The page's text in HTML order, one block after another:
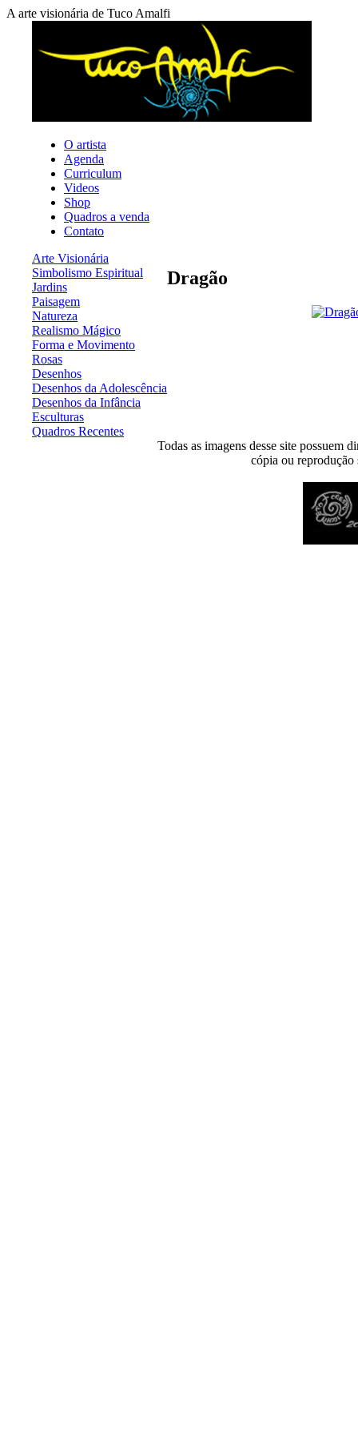
A arte visionária de Tuco Amalfi
O artista
Agenda
Curriculum
Videos
Shop
Quadros a venda
Contato
Arte Visionária
Simbolismo Espiritual
Jardins
Paisagem
Natureza
Realismo Mágico
Forma e Movimento
Rosas
Desenhos
Desenhos da Adolescência
Desenhos da Infância
Esculturas
Quadros Recentes
Dragão
Todas as imagens desse site possuem
cópia ou reprodução